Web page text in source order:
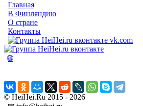
Главная
В Финляндию
О стране
Контакты
vk.com
🌐
© HeiHei.Ru 2015 - 2026